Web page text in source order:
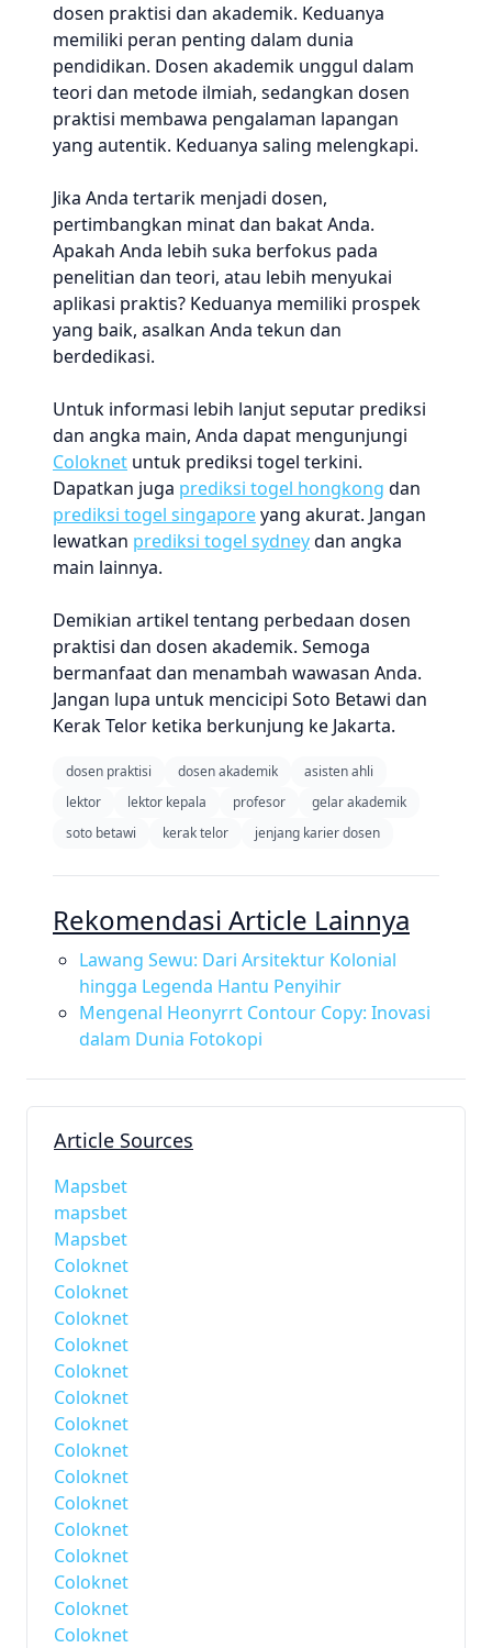
dosen praktisi dan akademik. Keduanya
memiliki peran penting dalam dunia
pendidikan. Dosen akademik unggul dalam
teori dan metode ilmiah, sedangkan dosen
praktisi membawa pengalaman lapangan
yang autentik. Keduanya saling melengkapi.
Jika Anda tertarik menjadi dosen,
pertimbangkan minat dan bakat Anda.
Apakah Anda lebih suka berfokus pada
penelitian dan teori, atau lebih menyukai
aplikasi praktis? Keduanya memiliki prospek
yang baik, asalkan Anda tekun dan
berdedikasi.
Untuk informasi lebih lanjut seputar prediksi
dan angka main, Anda dapat mengunjungi
Coloknet untuk prediksi togel terkini.
Dapatkan juga prediksi togel hongkong dan
prediksi togel singaporeyang akurat. Jangan
lewatkan prediksi togel sydneydan angka
main lainnya.
Demikian artikel tentang perbedaan dosen
praktisi dan dosen akademik. Semoga
bermanfaat dan menambah wawasan Anda.
Jangan lupa untuk mencicipi Soto Betawi dan
Kerak Telor ketika berkunjung ke Jakarta.
dosen praktisi dosen akademik
asisten ahli
lektor
lektor kepala profesor
gelar akademik
soto betawi
kerak telor jenjang karier dosen
Rekomendasi Article Lainnya
Lawang Sewu: Dari Arsitektur Kolonial
hingga Legenda Hantu Penyihir
Mengenal Heonyrrt Contour Copy: Inovasi
dalam Dunia Fotokopi
Article Sources
Mapsbet
mapsbet
Mapsbet
Coloknet
Coloknet
Coloknet
Coloknet
Coloknet
Coloknet
Coloknet
Coloknet
Coloknet
Coloknet
Coloknet
Coloknet
Coloknet
Coloknet
Coloknet